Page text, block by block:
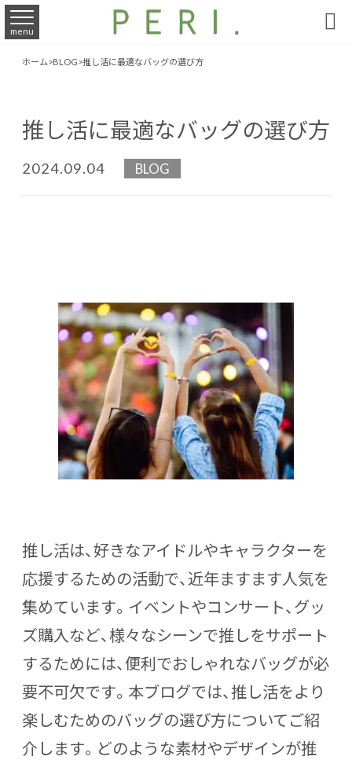
menu 
ホーム>BLOG>推し活に最適なバッグの選び方
推し活に最適なバッグの選び方
2024.09.04 BLOG
推し活は、好きなアイドルやキャラクターを
応援するための活動で、近年ますます人気を
集めています。イベントやコンサート、グッ
ズ購入など、様々なシーンで推しをサポート
するためには、便利でおしゃれなバッグが必
要不可欠です。本ブログでは、推し活をより
楽しむためのバッグの選び方についてご紹
介します。どのような素材やデザインが推